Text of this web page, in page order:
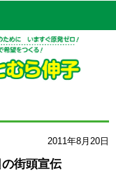
2011年8月20日
の街頭宣伝